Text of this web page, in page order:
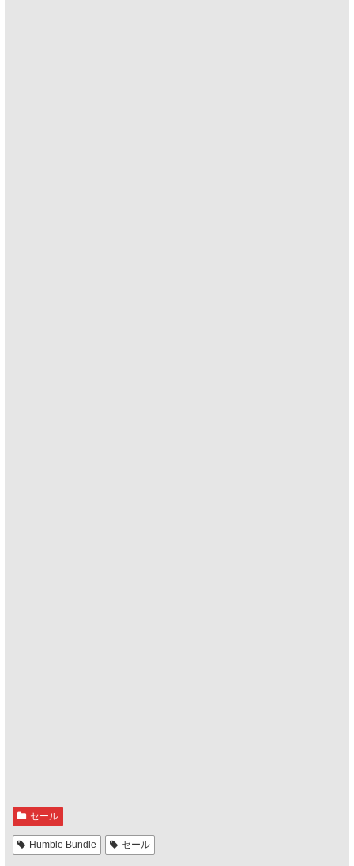
セール
Humble Bundle セール